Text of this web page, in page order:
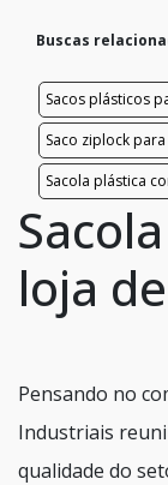
Buscas
Sacos plásticos
Saco ziplock
Sacola plástica
loja
Pensando no
Industriais
qualidade do